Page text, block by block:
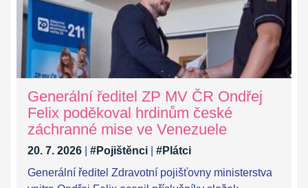
Generální ředitel ZP MV ČR Ondřej
Felix poděkoval hrdinům české
záchranné mise ve Venezuele
20. 7. 2026 #Pojištěnci
#Plátci
Generální ředitel Zdravotní pojišťovny ministerstva